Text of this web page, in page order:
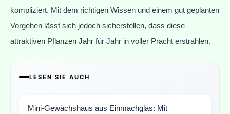
kompliziert. Mit dem richtigen Wissen und einem gut geplanten
Vorgehen lässt sich jedoch sicherstellen, dass diese
attraktiven Pflanzen Jahr für Jahr in voller Pracht erstrahlen.
LESEN SIE AUCH
Mini-Gewächshaus aus Einmachglas: Mit